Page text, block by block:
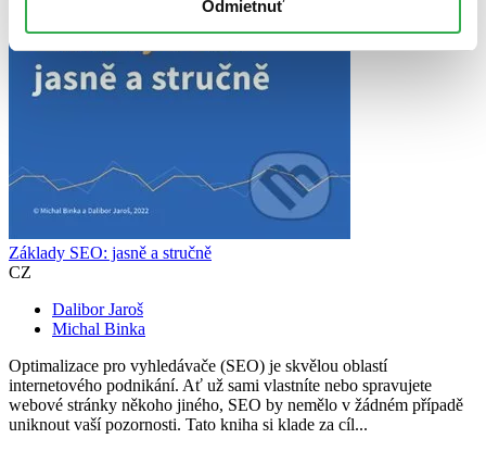
Odmietnuť
Základy SEO: jasně a stručně
CZ
Dalibor Jaroš
Michal Binka
Optimalizace pro vyhledávače (SEO) je skvělou oblastí
internetového podnikání. Ať už sami vlastníte nebo spravujete
webové stránky někoho jiného, SEO by nemělo v žádném případě
uniknout vaší pozornosti. Tato kniha si klade za cíl...